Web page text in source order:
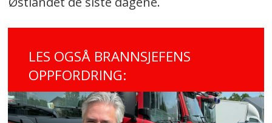
LES OGSÅ BRANNSJEFENS
OPPFORDRING: